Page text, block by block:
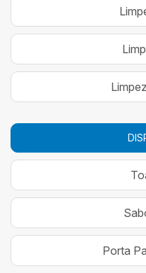
Porta